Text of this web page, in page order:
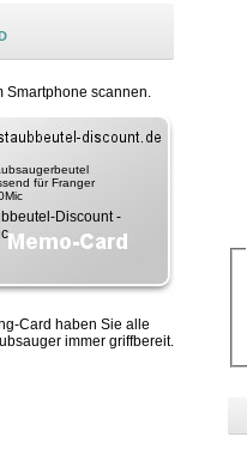
Smartphone scannen.
für Franger
Card haben Sie alle
immer griffbereit.